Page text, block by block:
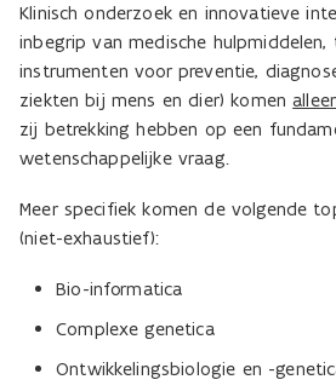
Klinisch onderzoek en innovatieve
inbegrip van medische hulpmiddelen,
instrumenten voor preventie,
ziekten bij mens en dier) komen
zij betrekking hebben op een
wetenschappelijke vraag.
Meer specifiek komen de volgende
(niet-exhaustief):
Bio-informatica
Complexe genetica
Ontwikkelingsbiologie en -